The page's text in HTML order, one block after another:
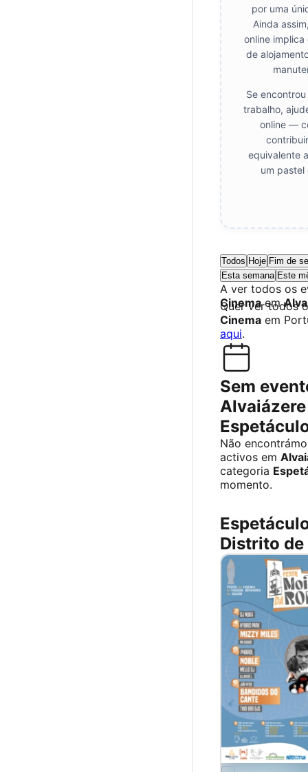
por uma
Ainda
online implica
de
Se
trabalho,
online —
equivalente
um pastel
Todos Hoje Fim de
Esta semana Este
A ver todos os
Cinemaem
Quer ver todos
Cinema em
aqui.
Sem
Alvaiázere
Não
activos em
categoria
momento.
Distrito de